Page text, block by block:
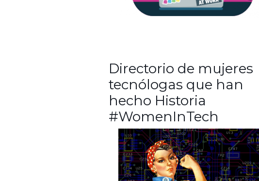
Directorio de mujeres
tecnólogas que han
hecho Historia
#WomenInTech